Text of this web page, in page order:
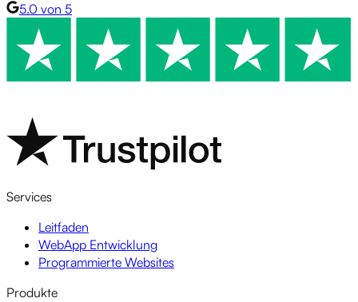
5.0 von 5
Services
Leitfaden
WebApp Entwicklung
Programmierte Websites
Produkte